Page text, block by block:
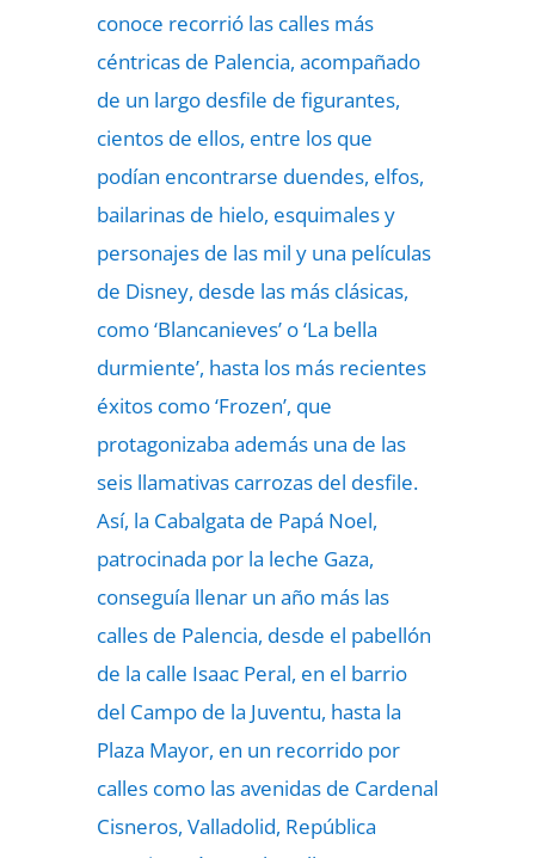
conoce recorrió las calles más
céntricas de Palencia, acompañado
de un largo desfile de figurantes,
cientos de ellos, entre los que
podían encontrarse duendes, elfos,
bailarinas de hielo, esquimales y
personajes de las mil y una películas
de Disney, desde las más clásicas,
como ‘Blancanieves’ o ‘La bella
durmiente’, hasta los más recientes
éxitos como ‘Frozen’, que
protagonizaba además una de las
seis llamativas carrozas del desfile.
Así, la Cabalgata de Papá Noel,
patrocinada por la leche Gaza,
conseguía llenar un año más las
calles de Palencia, desde el pabellón
de la calle Isaac Peral, en el barrio
del Campo de la Juventu, hasta la
Plaza Mayor, en un recorrido por
calles como las avenidas de Cardenal
Cisneros, Valladolid, República